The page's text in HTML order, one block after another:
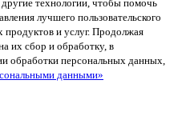
технологии, чтобы помочь
лучшего пользовательского
продуктов и услуг. Продолжая
их сбор и обработку, в
обработки персональных данных,
данными»